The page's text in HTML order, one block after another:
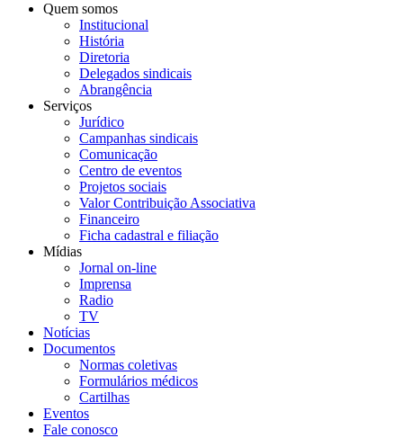
Quem somos
Institucional
História
Diretoria
Delegados sindicais
Abrangência
Serviços
Jurídico
Campanhas sindicais
Comunicação
Centro de eventos
Projetos sociais
Valor Contribuição Associativa
Financeiro
Ficha cadastral e filiação
Mídias
Jornal on-line
Imprensa
Radio
TV
Notícias
Documentos
Normas coletivas
Formulários médicos
Cartilhas
Eventos
Fale conosco